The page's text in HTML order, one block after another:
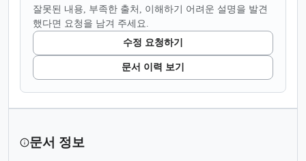
잘못된 내용, 부족한 출처, 이해하기 어려운 설명을 발견
했다면 요청을 남겨 주세요.
수정 요청하기
문서 이력 보기
문서 정보